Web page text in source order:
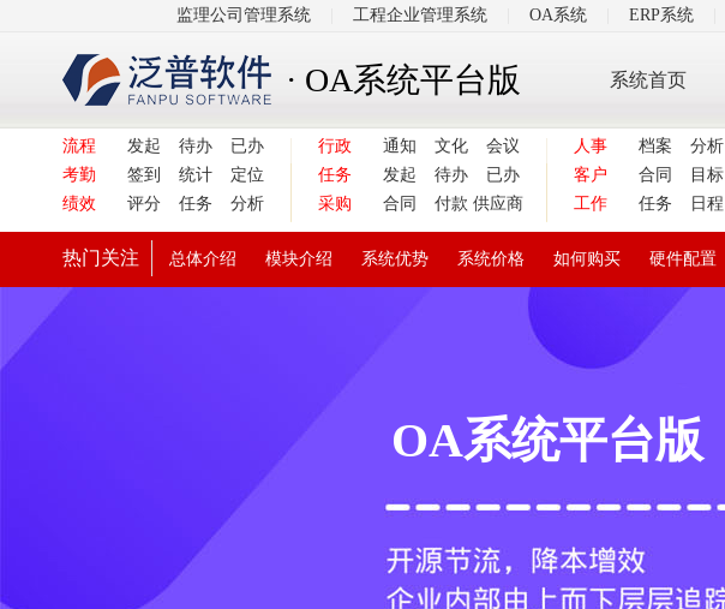
监理公司管理系统 工程企业管理系统 OA系统 ERP系统
· OA系统平台版 系统首页
流程 发起 待办
已办
考勤
签到 统计
定位
绩效
评分 任务 分析
行政 通知 文化
会议
任务
发起 待办
已办
采购
合同 付款 供应商
人事 档案 分析
客户
合同 目标
工作
任务 日程
热门关注 总体介绍 模块介绍 系统优势 系统价格 如何购买 硬件配置
OA系统平台版